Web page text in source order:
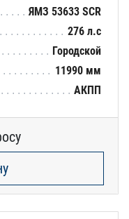
ЯМЗ 53633 SCR
276 л.с
Городской
11990 мм
АКПП